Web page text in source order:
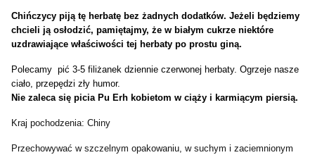
Chińczycy piją tę herbatę bez żadnych dodatków. Jeżeli będziemy
chcieli ją osłodzić, pamiętajmy, że w białym cukrze niektóre
uzdrawiające właściwości tej herbaty po prostu giną.
Polecamy pić 3-5 filiżanek dziennie czerwonej herbaty. Ogrzeje nasze
ciało, przepędzi zły humor.
Nie zaleca się picia Pu Erh kobietom w ciąży i karmiącym piersią.
Kraj pochodzenia: Chiny
Przechowywać w szczelnym opakowaniu, w suchym i zaciemnionym